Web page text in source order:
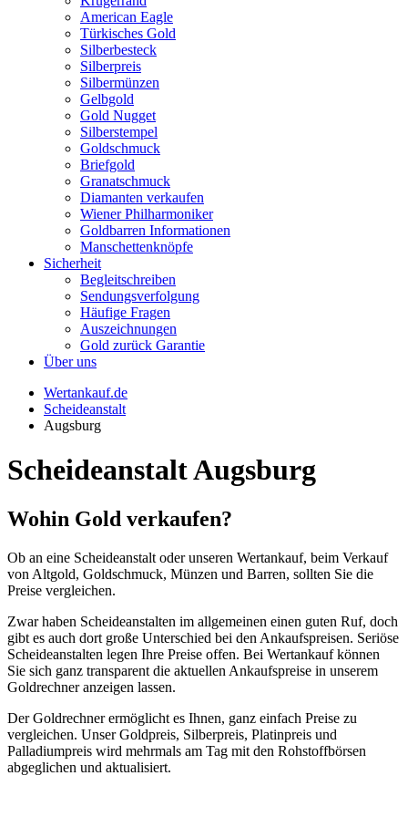
American Eagle
Türkisches Gold
Silberbesteck
Silberpreis
Silbermünzen
Gelbgold
Gold Nugget
Silberstempel
Goldschmuck
Briefgold
Granatschmuck
Diamanten verkaufen
Wiener Philharmoniker
Goldbarren Informationen
Manschettenknöpfe
Sicherheit
Begleitschreiben
Sendungsverfolgung
Häufige Fragen
Auszeichnungen
Gold zurück Garantie
Über uns
Wertankauf.de
Scheideanstalt
Augsburg
Scheideanstalt Augsburg
Wohin Gold verkaufen?
Ob an eine Scheideanstalt oder unseren Wertankauf, beim Verkauf
von Altgold, Goldschmuck, Münzen und Barren, sollten Sie die
Preise vergleichen.
Zwar haben Scheideanstalten im allgemeinen einen guten Ruf, doch
gibt es auch dort große Unterschied bei den Ankaufspreisen. Seriöse
Scheideanstalten legen Ihre Preise offen. Bei Wertankauf können
Sie sich ganz transparent die aktuellen Ankaufspreise in unserem
Goldrechner anzeigen lassen.
Der Goldrechner ermöglicht es Ihnen, ganz einfach Preise zu
vergleichen. Unser Goldpreis, Silberpreis, Platinpreis und
Palladiumpreis wird mehrmals am Tag mit den Rohstoffbörsen
abgeglichen und aktualisiert.